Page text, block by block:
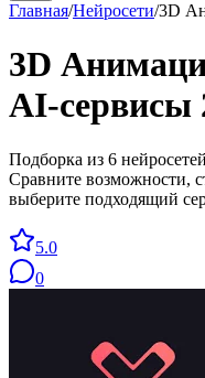
Главная/Нейросети/3D
3D
AI-сервисы
Подборка из 6
Сравните возможности,
выберите подходящий
5.0
0